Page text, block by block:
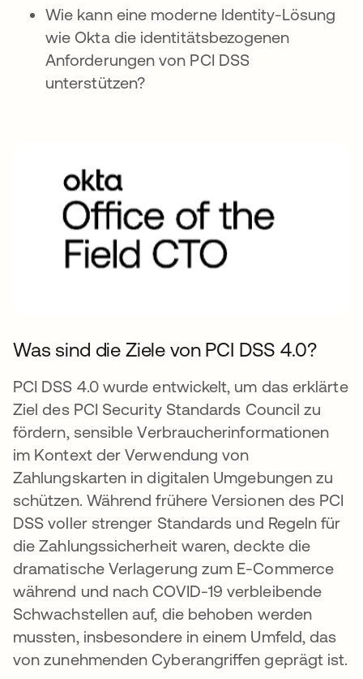
Wie kann eine moderne Identity-Lösung
wie Okta die identitätsbezogenen
Anforderungen von PCI DSS
unterstützen?
Was sind die Ziele von PCI DSS 4.0?
PCI DSS 4.0 wurde entwickelt, um das erklärte
Ziel des PCI Security Standards Council zu
fördern, sensible Verbraucherinformationen
im Kontext der Verwendung von
Zahlungskarten in digitalen Umgebungen zu
schützen. Während frühere Versionen des PCI
DSS voller strenger Standards und Regeln für
die Zahlungssicherheit waren, deckte die
dramatische Verlagerung zum E-Commerce
während und nach COVID-19 verbleibende
Schwachstellen auf, die behoben werden
mussten, insbesondere in einem Umfeld, das
von zunehmenden Cyberangriffen geprägt ist.